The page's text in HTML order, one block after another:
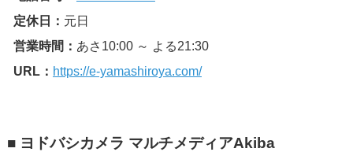
定休日： 元日
営業時間： あさ10:00 ～ よる21:30
URL： https://e-yamashiroya.com/
■ ヨドバシカメラ マルチメディアAkiba